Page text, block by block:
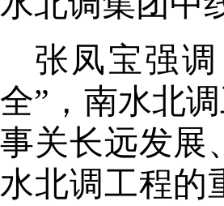
张凤宝强
全”，南水北
事关长远发展
水北调工程的